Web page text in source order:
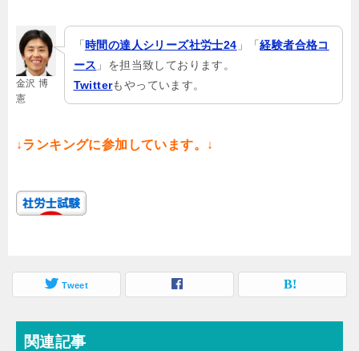
金沢 博
憲
「 時間の達人シリーズ社労士24 」「経験者合格コ
ース 」を担当致しております。
Twitterもやっています。
↓ランキングに参加しています。↓
Tweet
関連記事